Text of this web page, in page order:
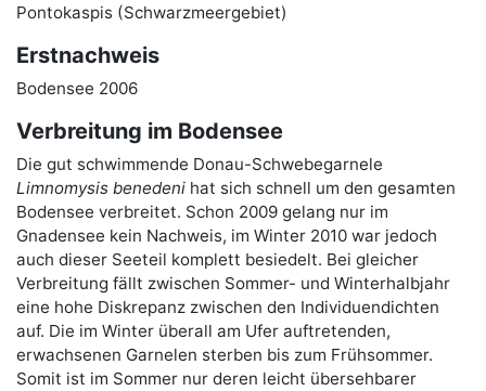
Pontokaspis (Schwarzmeergebiet)
Erstnachweis
Bodensee 2006
Verbreitung im Bodensee
Die gut schwimmende Donau-Schwebegarnele
Limnomysis benedeni hat sich schnell um den gesamten
Bodensee verbreitet. Schon 2009 gelang nur im
Gnadensee kein Nachweis, im Winter 2010 war jedoch
auch dieser Seeteil komplett besiedelt. Bei gleicher
Verbreitung fällt zwischen Sommer- und Winterhalb­jahr
eine hohe Diskre­panz zwischen den Individuendichten
auf. Die im Winter überall am Ufer auftretenden,
erwachsenen Garnelen sterben bis zum Frühsommer.
Somit ist im Sommer nur deren leicht übersehbarer